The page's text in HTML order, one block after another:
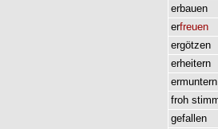
erbauen
erfreuen
ergötzen
erheitern
ermuntern
froh
gefallen